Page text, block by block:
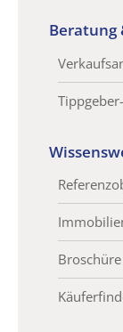
Beratung